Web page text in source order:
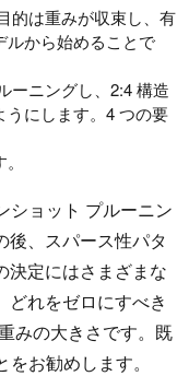
的は重みが収束し、有
ルから始めることで
ーニングし、2:4 構造
にします。4 つの要
ショット プルーニン
後、スパース性パタ
決定にはさまざまな
れをゼロにすべき
みの大きさです。既
お勧めします。